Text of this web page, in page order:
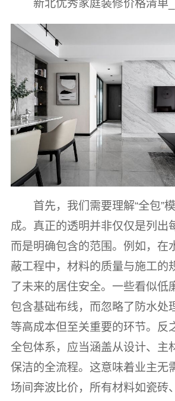
新北优秀家庭装修价格清单
首先，我们需要理解“全包”
成。真正的透明并非仅仅是列出
而是明确包含的范围。例如，在
蔽工程中，材料的质量与施工的
了未来的居住安全。一些看似低
包含基础布线，而忽略了防水处
等高成本但至关重要的环节。反
全包体系，应当涵盖从设计、主
保洁的全流程。这意味着业主无
场间奔波比价，所有材料如瓷砖